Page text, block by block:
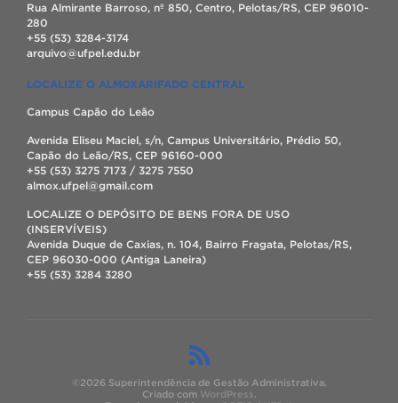
Rua Almirante Barroso, nº 850, Centro, Pelotas/RS, CEP 96010-
280
+55 (53) 3284-3174
arquivo@ufpel.edu.br
LOCALIZE O ALMOXARIFADO CENTRAL
Campus Capão do Leão
Avenida Eliseu Maciel, s/n, Campus Universitário, Prédio 50,
Capão do Leão/RS, CEP 96160-000
+55 (53) 3275 7173 / 3275 7550
almox.ufpel@gmail.com
LOCALIZE O DEPÓSITO DE BENS FORA DE USO
(INSERVÍVEIS)
Avenida Duque de Caxias, n. 104, Bairro Fragata, Pelotas/RS,
CEP 96030-000 (Antiga Laneira)
+55 (53) 3284 3280
©2026 Superintendência de Gestão Administrativa.
Criado com WordPress.